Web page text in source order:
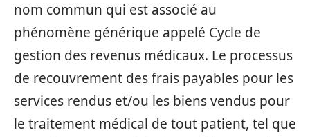
nom commun qui est associé au
phénomène générique appelé Cycle de
gestion des revenus médicaux. Le processus
de recouvrement des frais payables pour les
services rendus et/ou les biens vendus pour
le traitement médical de tout patient, tel que